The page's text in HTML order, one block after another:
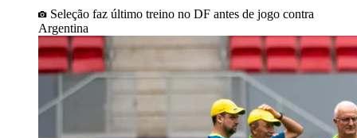
Seleção faz último treino no DF antes de jogo contra
Argentina